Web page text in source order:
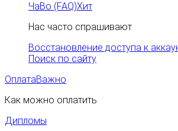
ЧаВо (FAQ)Хит
Нас часто спрашивают
Восстановление доступа к
Поиск по сайту
ОплатаВажно
Как можно оплатить
Дипломы